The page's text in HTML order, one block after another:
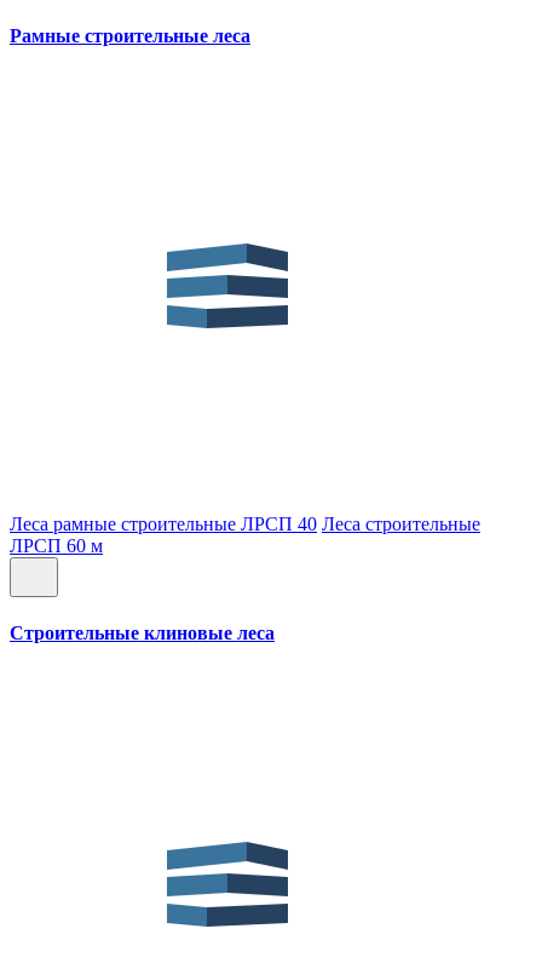
Рамные строительные леса
Леса рамные строительные ЛРСП 40 Леса строительные
ЛРСП 60 м
Строительные клиновые леса